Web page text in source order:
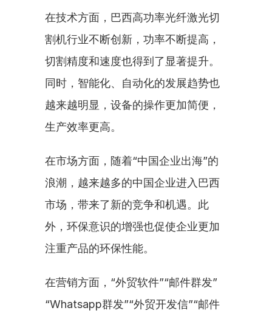
在技术方面，巴西高功率光纤激光切
割机行业不断创新，功率不断提高，
切割精度和速度也得到了显著提升。
同时，智能化、自动化的发展趋势也
越来越明显，设备的操作更加简便，
生产效率更高。
在市场方面，随着“中国企业出海”的
浪潮，越来越多的中国企业进入巴西
市场，带来了新的竞争和机遇。此
外，环保意识的增强也促使企业更加
注重产品的环保性能。
在营销方面，“外贸软件”“邮件群发”
“Whatsapp群发”“外贸开发信”“邮件